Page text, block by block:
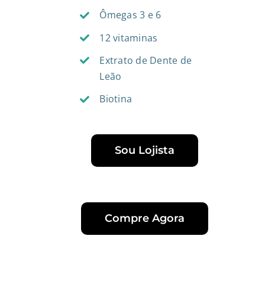
Ômegas 3 e 6
12 vitaminas
Extrato de Dente de
Leão
Biotina
Sou Lojista
Compre Agora